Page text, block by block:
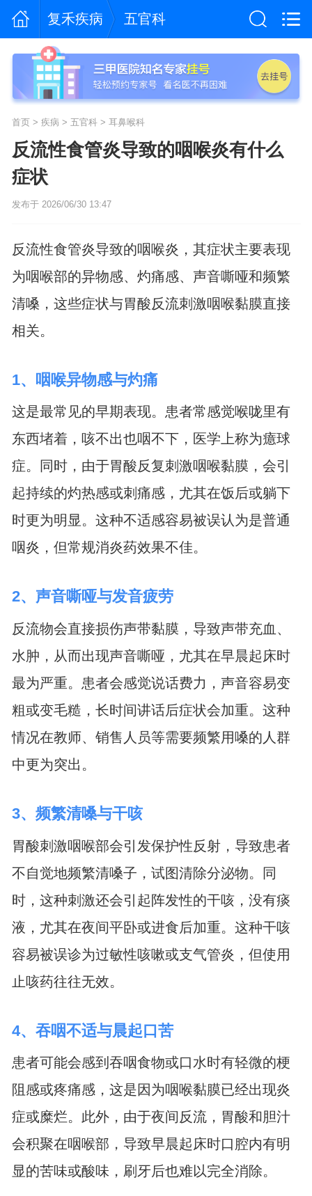
复禾疾病 五官科
首页> 疾病 > 五官科> 耳鼻喉科
反流性食管炎导致的咽喉炎有什么
症状
发布于 2026/06/30 13:47
反流性食管炎导致的咽喉炎，其症状主要表现
为咽喉部的异物感、灼痛感、声音嘶哑和频繁
清嗓，这些症状与胃酸反流刺激咽喉黏膜直接
相关。
1、咽喉异物感与灼痛
这是最常见的早期表现。患者常感觉喉咙里有
东西堵着，咳不出也咽不下，医学上称为癔球
症。同时，由于胃酸反复刺激咽喉黏膜，会引
起持续的灼热感或刺痛感，尤其在饭后或躺下
时更为明显。这种不适感容易被误认为是普通
咽炎，但常规消炎药效果不佳。
2、声音嘶哑与发音疲劳
反流物会直接损伤声带黏膜，导致声带充血、
水肿，从而出现声音嘶哑，尤其在早晨起床时
最为严重。患者会感觉说话费力，声音容易变
粗或变毛糙，长时间讲话后症状会加重。这种
情况在教师、销售人员等需要频繁用嗓的人群
中更为突出。
3、频繁清嗓与干咳
胃酸刺激咽喉部会引发保护性反射，导致患者
不自觉地频繁清嗓子，试图清除分泌物。同
时，这种刺激还会引起阵发性的干咳，没有痰
液，尤其在夜间平卧或进食后加重。这种干咳
容易被误诊为过敏性咳嗽或支气管炎，但使用
止咳药往往无效。
4、吞咽不适与晨起口苦
患者可能会感到吞咽食物或口水时有轻微的梗
阻感或疼痛感，这是因为咽喉黏膜已经出现炎
症或糜烂。此外，由于夜间反流，胃酸和胆汁
会积聚在咽喉部，导致早晨起床时口腔内有明
显的苦味或酸味，刷牙后也难以完全消除。